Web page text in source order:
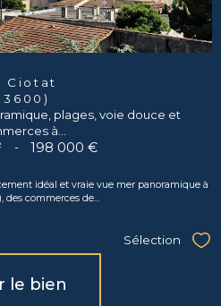
Ciotat
plages, voie douce et
à...
- 198 000 €
idéal et vraie vue mer panoramique à
des commerces de...
Sélection
le bien